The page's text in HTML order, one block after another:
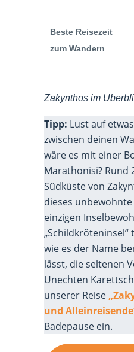
Beste Reisezeit
zum Wandern
Zakynthos im
Tipp: Lust auf
zwischen deinen
wäre es mit einer
Marathonisi? Rund
Südküste von
dieses
einzigen
wie es der Name
lässt, die seltenen
Unechten
unserer Reise
und
Badepause ein.